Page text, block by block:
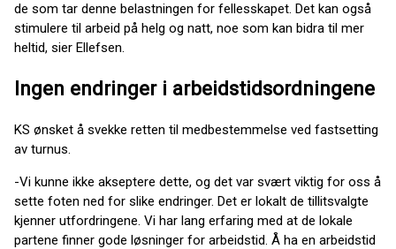
de som tar denne belastningen for fellesskapet. Det kan også
stimulere til arbeid på helg og natt, noe som kan bidra til mer
heltid, sier Ellefsen.
Ingen endringer i arbeidstidsordningene
KS ønsket å svekke retten til medbestemmelse ved fastsetting
av turnus.
-Vi kunne ikke akseptere dette, og det var svært viktig for oss å
sette foten ned for slike endringer. Det er lokalt de tillitsvalgte
kjenner utfordringene. Vi har lang erfaring med at de lokale
partene finner gode løsninger for arbeidstid. Å ha en arbeidstid